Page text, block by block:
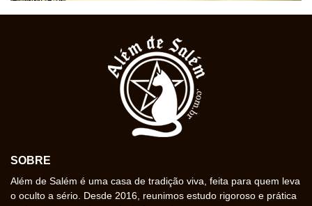
SOBRE
Além de Salém é uma casa de tradição viva, feita para quem leva
o oculto a sério. Desde 2016, reunimos estudo rigoroso e prática